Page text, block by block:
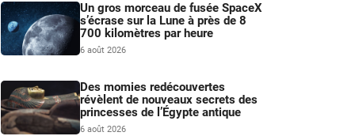
Un gros morceau de fusée SpaceX
s’écrase sur la Lune à près de 8
700 kilomètres par heure
6 août 2026
Des momies redécouvertes
révèlent de nouveaux secrets des
princesses de l’Égypte antique
6 août 2026